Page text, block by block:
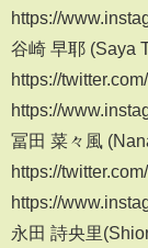
https://
谷崎 早耶 (Saya
https://
https://
冨田 菜々風
https://
https://
永田 詩央里